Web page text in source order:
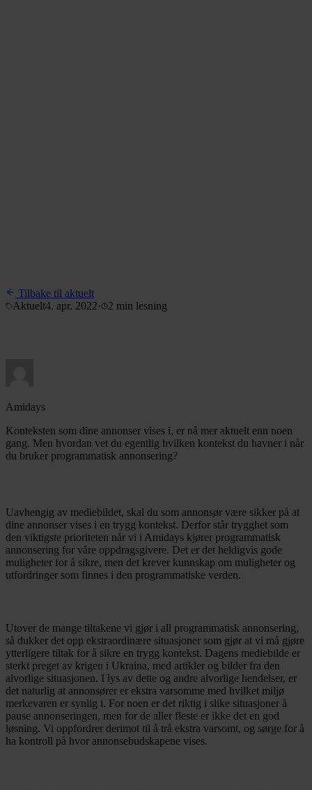
Tilbake til aktuelt
Aktuelt4. apr. 2022· 2 min lesning
Amidays
Konteksten som dine annonser vises i, er nå mer aktuelt enn noen
gang. Men hvordan vet du egentlig hvilken kontekst du havner i når
du bruker programmatisk annonsering?
Uavhengig av mediebildet, skal du som annonsør være sikker på at
dine annonser vises i en trygg kontekst. Derfor står trygghet som
den viktigste prioriteten når vi i Amidays kjører programmatisk
annonsering for våre oppdragsgivere. Det er det heldigvis gode
muligheter for å sikre, men det krever kunnskap om muligheter og
utfordringer som finnes i den programmatiske verden.
Utover de mange tiltakene vi gjør i all programmatisk annonsering,
så dukker det opp ekstraordinære situasjoner som gjør at vi må gjøre
ytterligere tiltak for å sikre en trygg kontekst. Dagens mediebilde er
sterkt preget av krigen i Ukraina, med artikler og bilder fra den
alvorlige situasjonen. I lys av dette og andre alvorlige hendelser, er
det naturlig at annonsører er ekstra varsomme med hvilket miljø
merkevaren er synlig i. For noen er det riktig i slike situasjoner å
pause annonseringen, men for de aller fleste er ikke det en god
løsning. Vi oppfordrer derimot til å trå ekstra varsomt, og sørge for å
ha kontroll på hvor annonsebudskapene vises.